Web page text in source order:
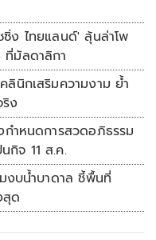
ง ไทยแลนด์' ลุ้นล่าโพ
ที่มัลดาลิกา
ลินิกเสริมความงาม ย้ำ
ง
ำหนดการสวดอภิธรรม
จ 11 ส.ค.
งบน้ำบาดาล ชี้พื้นที่
สุด